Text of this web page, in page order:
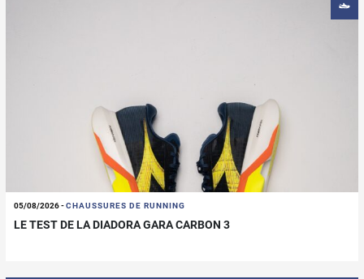
05/08/2026-CHAUSSURES DE RUNNING
LE TEST DE LA DIADORA GARA CARBON 3